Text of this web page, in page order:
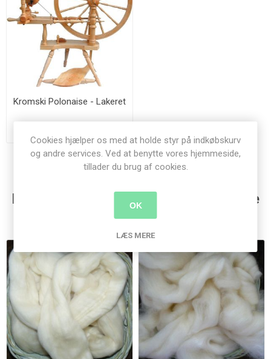
Kromski Polonaise - Lakeret
Kunder der har købt denne vare købte
også
Cookies hjælper os med at holde styr på indkøbskurv
og andre services. Ved at benytte vores hjemmeside,
tillader du brug af cookies.
OK
LÆS MERE